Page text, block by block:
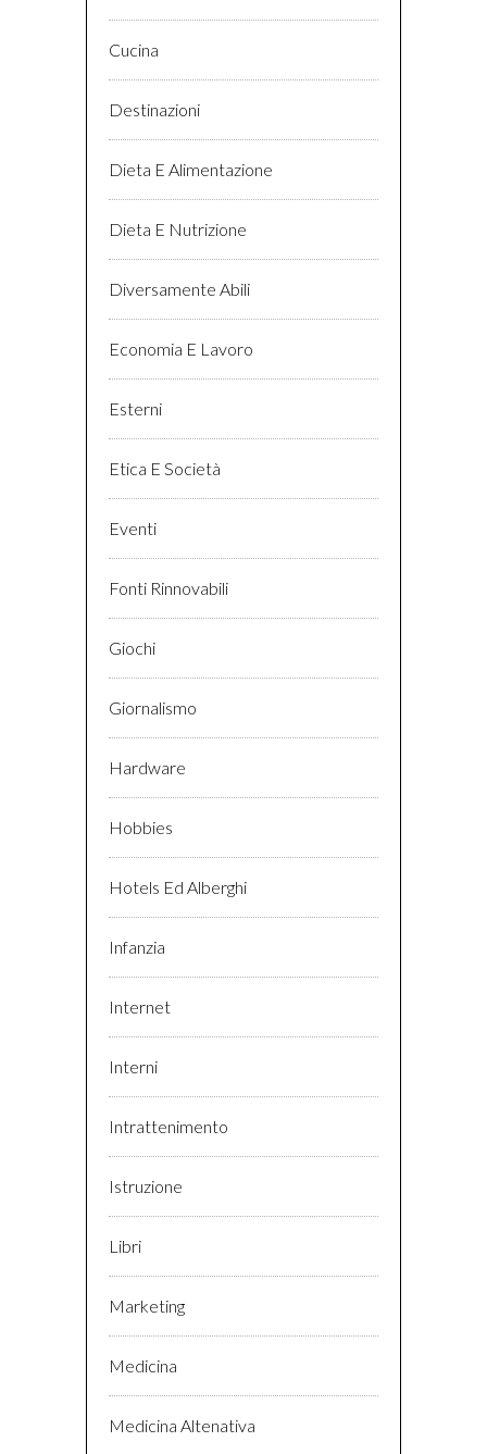
Cucina
Destinazioni
Dieta E Alimentazione
Dieta E Nutrizione
Diversamente Abili
Economia E Lavoro
Esterni
Etica E Società
Eventi
Fonti Rinnovabili
Giochi
Giornalismo
Hardware
Hobbies
Hotels Ed Alberghi
Infanzia
Internet
Interni
Intrattenimento
Istruzione
Libri
Marketing
Medicina
Medicina Altenativa